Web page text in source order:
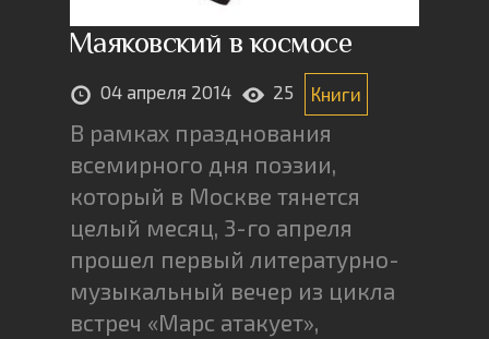
Маяковский в космосе
04 апреля 2014 25 Книги
В рамках празднования
всемирного дня поэзии,
который в Москве тянется
целый месяц, 3-го апреля
прошел первый литературно-
музыкальный вечер из цикла
встреч «Марс атакует»,